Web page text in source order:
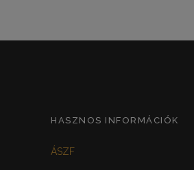
HASZNOS INFORMÁCIÓK
ÁSZF